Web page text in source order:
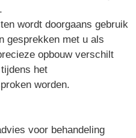
wordt doorgaans gebruik
gesprekken met u als
opbouw verschilt
het
worden.
voor behandeling